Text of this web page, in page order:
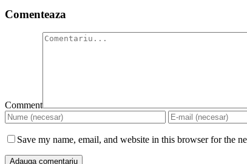
Comenteaza
Comment
Save my name, email, and website in this browser for the